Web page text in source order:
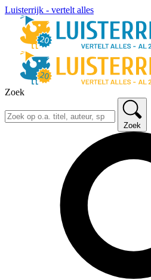
Luisterrijk - vertelt alles
Zoek
Zoek